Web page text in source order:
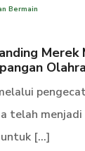
Bermain
Merek
telah
[...]